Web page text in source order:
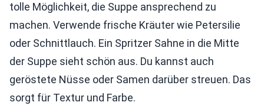
tolle Möglichkeit, die Suppe ansprechend zu
machen. Verwende frische Kräuter wie Petersilie
oder Schnittlauch. Ein Spritzer Sahne in die Mitte
der Suppe sieht schön aus. Du kannst auch
geröstete Nüsse oder Samen darüber streuen. Das
sorgt für Textur und Farbe.